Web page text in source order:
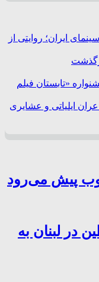
ایران؛ روایتی از
«تابستان فیلم
ایلیاتی و عشایری
پیش می‌رود
در لبنان به